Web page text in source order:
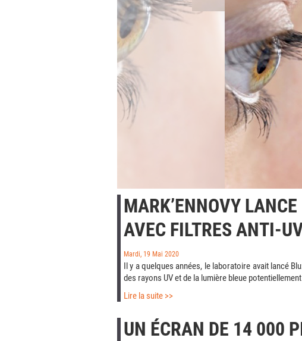
MARK’ENNOVY
AVEC FILTRES ANTI-
Mardi, 19 Mai 2020
Il y a quelques années, le laboratoire avait lancé
des rayons UV et de la lumière bleue
Lire la suite >>
UN ÉCRAN DE 14 000